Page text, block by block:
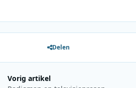
Delen
Vorig artikel